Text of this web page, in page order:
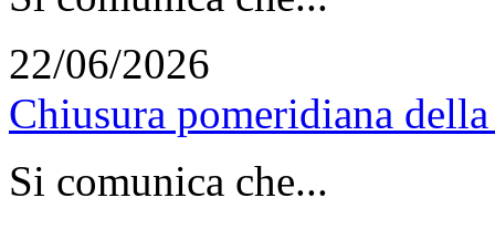
22/06/2026
Chiusura pomeridiana
Si comunica che...